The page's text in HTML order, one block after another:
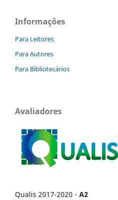
Informações
Para Leitores
Para Autores
Para Bibliotecários
Avaliadores
Qualis 2017-2020 - A2